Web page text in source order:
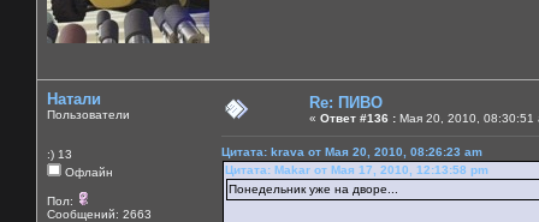
Натали
Пользователи
:) 13
Офлайн
Пол:
Сообщений: 2663
Re: ПИВО
« Ответ #136 : Мая 20, 2010, 08:30:51
Цитата: krava от Мая 20, 2010, 08:26:23 am
Цитата: Makar от Мая 17, 2010, 12:13:58 pm
Понедельник уже на дворе...